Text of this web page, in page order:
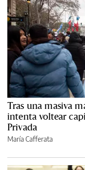
Tras una masiva
intenta voltear
Privada
María Cafferata